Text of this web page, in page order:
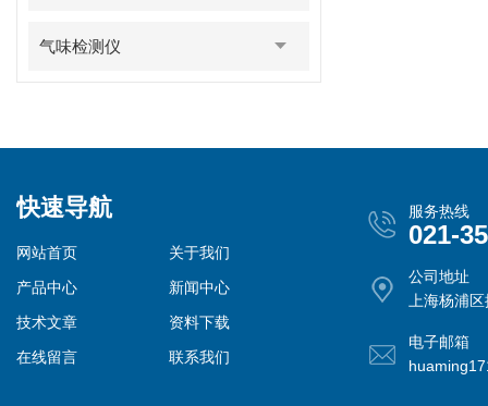
气味检测仪
快速导航
网站首页
关于我们
产品中心
新闻中心
技术文章
资料下载
在线留言
联系我们
服务热线
021-
公司地址
上海杨浦
电子邮箱